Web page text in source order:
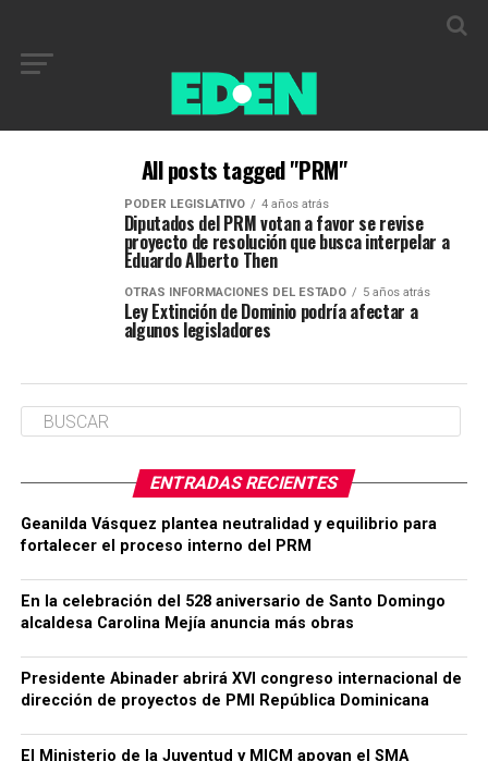
All posts tagged "PRM"
PODER LEGISLATIVO 4 años atrás
Diputados del PRM votan a favor se revise
proyecto de resolución que busca interpelar a
Eduardo Alberto Then
OTRAS INFORMACIONES DEL ESTADO 5 años atrás
Ley Extinción de Dominio podría afectar a
algunos legisladores
ENTRADAS RECIENTES
Geanilda Vásquez plantea neutralidad y equilibrio para
fortalecer el proceso interno del PRM
En la celebración del 528 aniversario de Santo Domingo
alcaldesa Carolina Mejía anuncia más obras
Presidente Abinader abrirá XVI congreso internacional de
dirección de proyectos de PMI República Dominicana
El Ministerio de la Juventud y MICM apoyan el SMA